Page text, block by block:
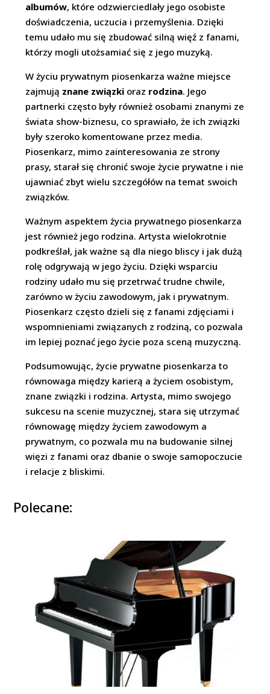
albumów, które odzwierciedlały jego osobiste
doświadczenia, uczucia i przemyślenia. Dzięki
temu udało mu się zbudować silną więź z fanami,
którzy mogli utożsamiać się z jego muzyką.
W życiu prywatnym piosenkarza ważne miejsce
zajmują znane związki oraz rodzina. Jego
partnerki często były również osobami znanymi ze
świata show-biznesu, co sprawiało, że ich związki
były szeroko komentowane przez media.
Piosenkarz, mimo zainteresowania ze strony
prasy, starał się chronić swoje życie prywatne i nie
ujawniać zbyt wielu szczegółów na temat swoich
związków.
Ważnym aspektem życia prywatnego piosenkarza
jest również jego rodzina. Artysta wielokrotnie
podkreślał, jak ważne są dla niego bliscy i jak dużą
rolę odgrywają w jego życiu. Dzięki wsparciu
rodziny udało mu się przetrwać trudne chwile,
zarówno w życiu zawodowym, jak i prywatnym.
Piosenkarz często dzieli się z fanami zdjęciami i
wspomnieniami związanych z rodziną, co pozwala
im lepiej poznać jego życie poza sceną muzyczną.
Podsumowując, życie prywatne piosenkarza to
równowaga między karierą a życiem osobistym,
znane związki i rodzina. Artysta, mimo swojego
sukcesu na scenie muzycznej, stara się utrzymać
równowagę między życiem zawodowym a
prywatnym, co pozwala mu na budowanie silnej
więzi z fanami oraz dbanie o swoje samopoczucie
i relacje z bliskimi.
Polecane: